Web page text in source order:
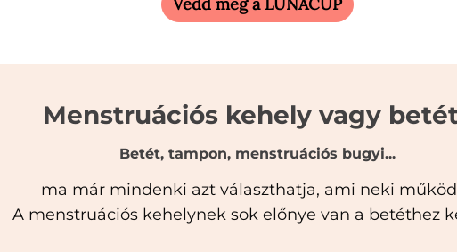
Menstruációs kehely vagy
Betét, tampon, menstruációs bugyi...
ma már mindenki azt választhatja, ami neki
A menstruációs kehelynek sok előnye van a betéthez